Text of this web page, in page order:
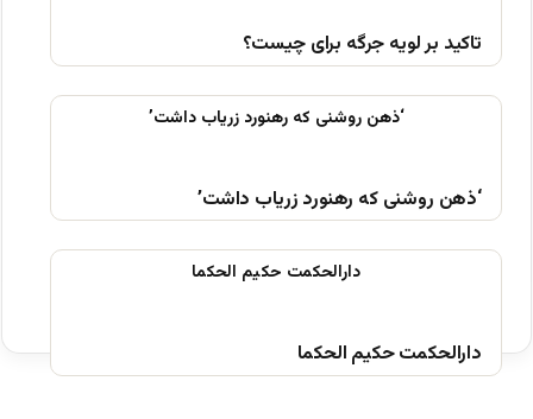
تاکید بر لویه جرگه برای چیست؟
‘ذهن روشنی که رهنورد زریاب داشت’
دارالحکمت حکیم الحکما